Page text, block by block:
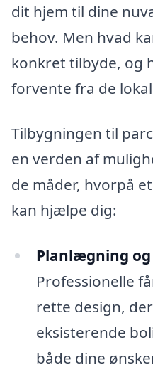
dit hjem til dine
behov. Men hvad
konkret tilbyde, og
forvente fra de
Tilbygningen til
en verden af
de måder, hvorpå
kan hjælpe dig:
Planlægning og
Professionelle
rette design,
eksisterende
både dine